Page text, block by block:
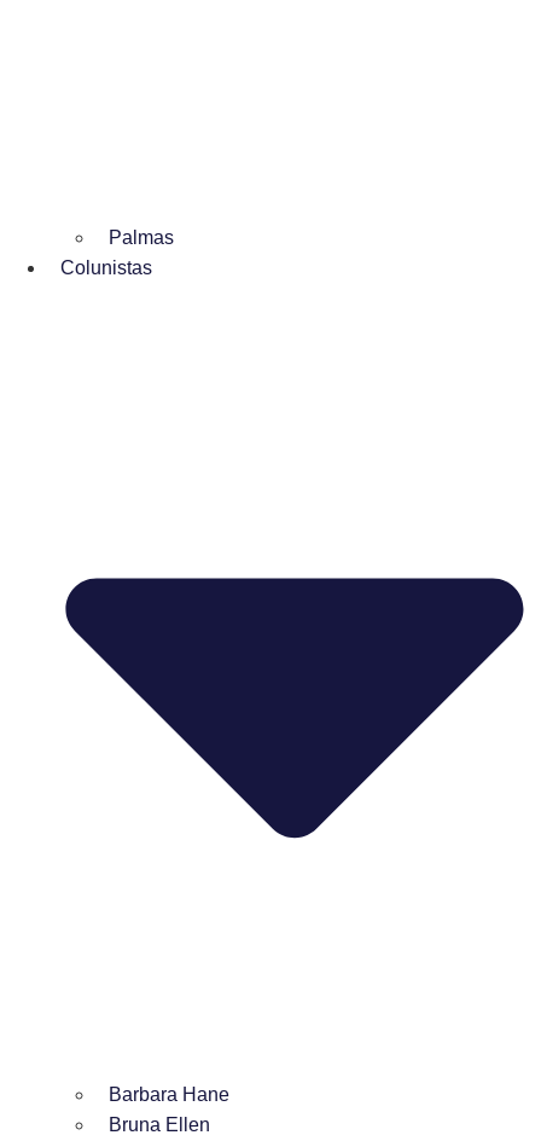
Palmas
Colunistas
Barbara Hane
Bruna Ellen